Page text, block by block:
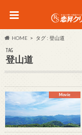
HOME タグ : 登山道
TAG
登山道
Movie